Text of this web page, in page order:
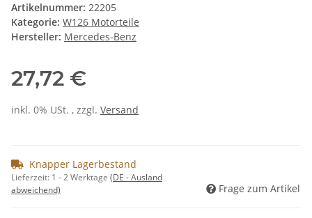
Artikelnummer: 22205
Kategorie: W126 Motorteile
Hersteller: Mercedes-Benz
27,72 €
inkl. 0% USt. , zzgl. Versand
Knapper Lagerbestand
Lieferzeit: 1 - 2 Werktage (DE - Ausland
abweichend)
Frage zum Artikel